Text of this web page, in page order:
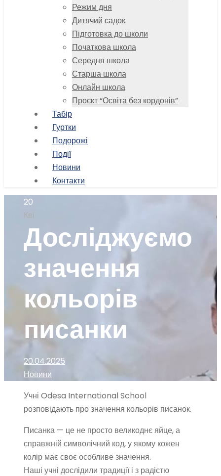
Режим дня
Дитячий садок
Підготовка до школи
Початкова школа
Середня школа
Старша школа
Онлайн школа
Проєкт “Освіта без кордонів”
Табір
Гуртки
Подорожі
Події
Новини
Контакти
20
Кві
Досліджуємо
значення
кольорів
писанки
20.04.2025
Новини
Учні Odesa International School
розповідають про значення кольорів писанок.
Писанка — це не просто великоднє яйце, а
справжній символічний код, у якому кожен
колір має своє особливе значення.
Наші учні дослідили традиції і з радістю